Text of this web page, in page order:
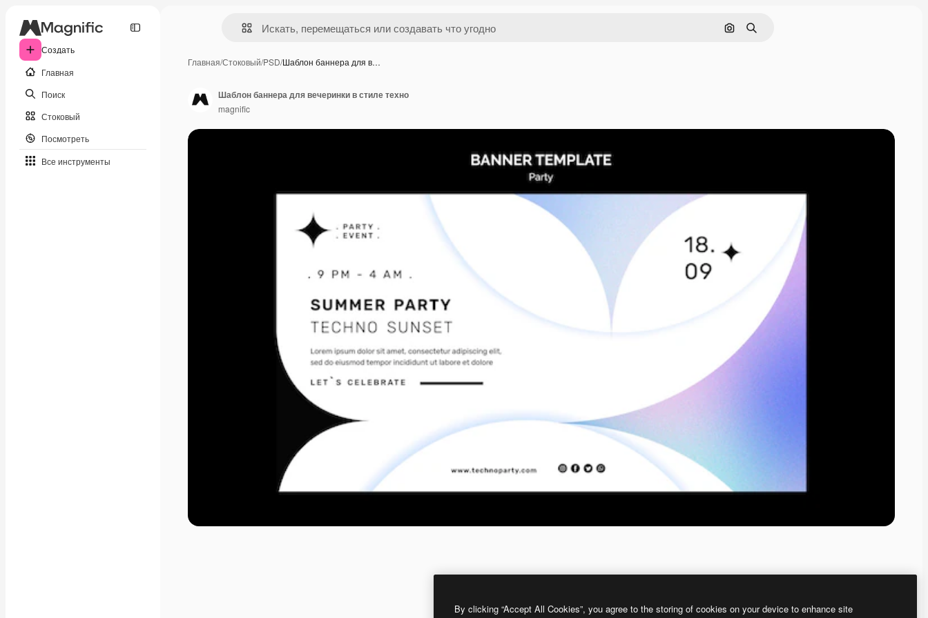
Создать
Главная
Поиск
Стоковый
Посмотреть
Все инструменты
Поиск по изображению
Поиск
Главная/Стоковый/PSD/Шаблон баннера для в…
Шаблон баннера для вечеринки в стиле техно
magnific
By clicking “Accept All Cookies”, you agree to the storing of cookies on your device to enhance site